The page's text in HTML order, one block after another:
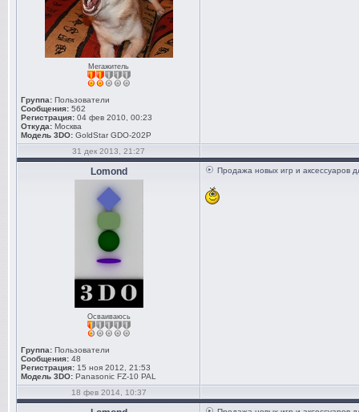
Мегажитель
Группа: Пользователи
Сообщения: 562
Регистрация: 04 фев 2010, 00:23
Откуда: Москва
Модель 3DO: GoldStar GDO-202P
31 дек 2013, 21:27
Lomond
Осваиваюсь
Группа: Пользователи
Сообщения: 48
Регистрация: 15 ноя 2012, 21:53
Модель 3DO: Panasonic FZ-10 PAL
Продажа новых игр и аксессуаров
18 фев 2014, 10:37